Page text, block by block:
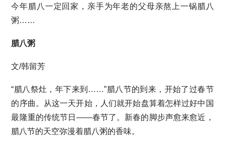
今年腊八一定回家，亲手为年老的父母亲熬上一锅腊八
粥……
腊八粥
文/韩留芳
“腊八祭灶，年下来到……”腊八节的到来，开始了过春节
的序曲。从这一天开始，人们就开始盘算着怎样过好中国
最隆重的传统节日——春节了。新春的脚步声愈来愈近，
腊八节的天空弥漫着腊八粥的香味。